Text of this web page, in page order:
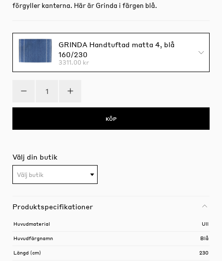
förgyller kanterna. Här är Grinda i färgen blå.
GRINDA Handtuftad matta 4, blå
160/230
3311.00 kr
KÖP
Välj din butik
Välj butik
Produktspecifikationer
Huvudmaterial Ull
Huvudfärgnamn Blå
Längd (cm) 230